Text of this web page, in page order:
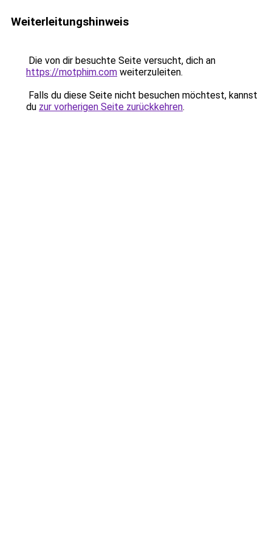
Weiterleitungshinweis
Die von dir besuchte Seite versucht, dich an
https://motphim.com weiterzuleiten.
Falls du diese Seite nicht besuchen möchtest, kannst
du zur vorherigen Seite zurückkehren.